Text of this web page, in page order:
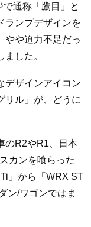
通称「鷹目」と
ランプデザインを
やや迫力不足だっ
した。
デザインアイコン
リル」が、どうに
のR2やR1、日本
カンを喰らった
」から「WRX ST
ン/ワゴンではま